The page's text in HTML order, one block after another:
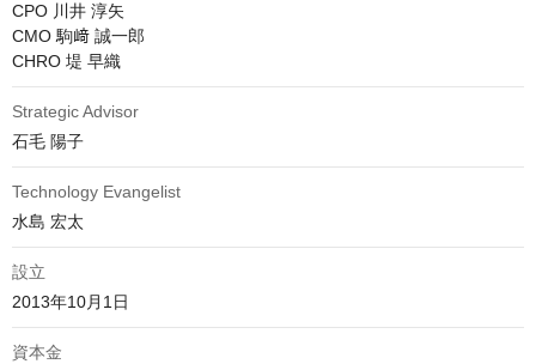
CPO 川井 淳矢
CMO 駒﨑 誠一郎
CHRO 堤 早織
Strategic Advisor
石毛 陽子
Technology Evangelist
水島 宏太
設立
2013年10月1日
資本金